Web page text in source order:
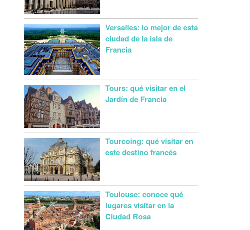
Versalles: lo mejor de esta
ciudad de la isla de
Francia
Tours: qué visitar en el
Jardín de Francia
Tourcoing: qué visitar en
este destino francés
Toulouse: conoce qué
lugares visitar en la
Ciudad Rosa